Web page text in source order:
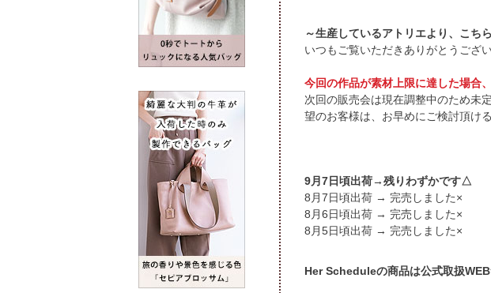
～生産しているアトリエより、こち
いつもご覧いただきありがとうござ
今回の作品が素材上限に達した場合
次回の販売会は現在調整中のため未
望のお客様は、お早めにご検討頂ける
9月7日頃出荷→残りわずかです△
頃出荷 → 完売しました×
頃出荷 → 完売しました×
頃出荷 → 完売しました×
Her Scheduleの商品は公式取扱